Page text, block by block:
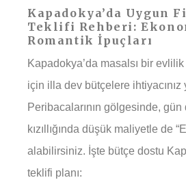
Kapadokya’da Uygun
Teklifi Rehberi:
Romantik İpuçları
Kapadokya’da masalsı bir
için illa dev bütçelere ihtiyacınız
Peribacalarının gölgesinde,
kızıllığında düşük maliyetle de
alabilirsiniz. İşte bütçe dostu
teklifi planı: